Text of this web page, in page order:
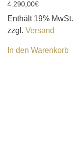
4.290,00€
Enthält 19% MwSt.
zzgl. Versand
In den Warenkorb